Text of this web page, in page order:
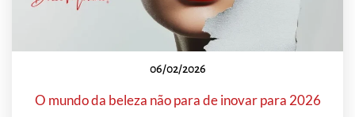
06/02/2026
O mundo da beleza não para de inovar para 2026